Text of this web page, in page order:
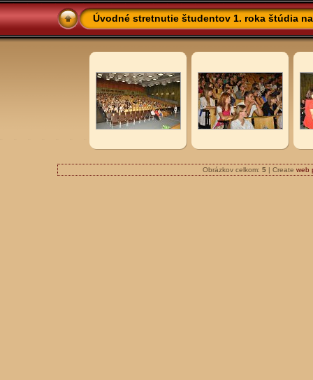
Úvodné stretnutie študentov 1. roka štúdia na
Obrázkov celkom: 5 | Create web